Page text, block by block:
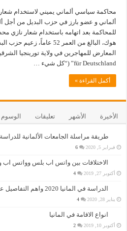
محاكمة سياسي ألماني يميني لاستخدام
ألماني و عضو بارز في حزب البديل من أجل
للمحاكمة بعد اتهامه باستخدام شعار نازي
هوك، البالغ من العمر 52
für Deutschland” (“كل شيء …
أكمل القراءة »
الأخيرة الأشهر تعليقات الوسوم
طريقة مراسلة الجامعات الألمانية للدراسة
فبراير 5, 2020 6
الاختلافات بين واتس اب بلس وواتس اب
أكتوبر 27, 2019 4
الدراسة في المانيا 2020 واهم التفاصيل عنها
يناير 28, 2020 4
انواع الاقامة في المانيا
أكتوبر 10, 2019 2